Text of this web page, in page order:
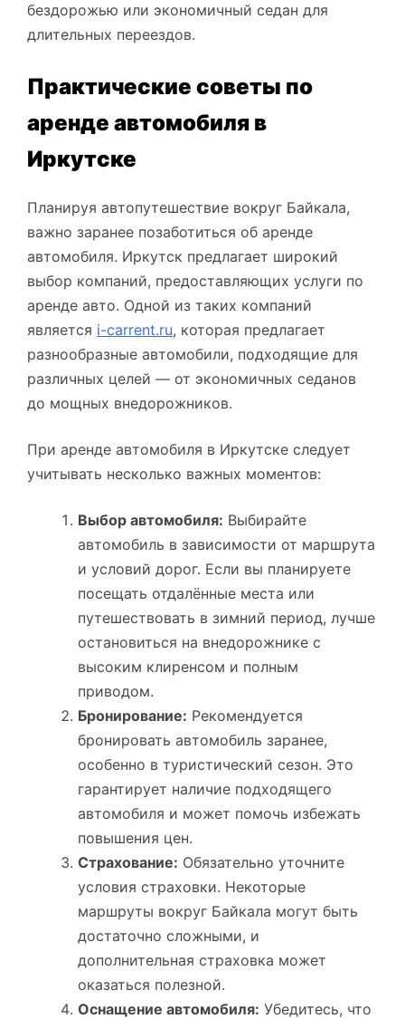
бездорожью или экономичный седан для
длительных переездов.
Практические советы по
аренде автомобиля в
Иркутске
Планируя автопутешествие вокруг Байкала,
важно заранее позаботиться об аренде
автомобиля. Иркутск предлагает широкий
выбор компаний, предоставляющих услуги по
аренде авто. Одной из таких компаний
является i-carrent.ru, которая предлагает
разнообразные автомобили, подходящие для
различных целей — от экономичных седанов
до мощных внедорожников.
При аренде автомобиля в Иркутске следует
учитывать несколько важных моментов:
Выбор автомобиля: Выбирайте
автомобиль в зависимости от маршрута
и условий дорог. Если вы планируете
посещать отдалённые места или
путешествовать в зимний период, лучше
остановиться на внедорожнике с
высоким клиренсом и полным
приводом.
Бронирование: Рекомендуется
бронировать автомобиль заранее,
особенно в туристический сезон. Это
гарантирует наличие подходящего
автомобиля и может помочь избежать
повышения цен.
Страхование: Обязательно уточните
условия страховки. Некоторые
маршруты вокруг Байкала могут быть
достаточно сложными, и
дополнительная страховка может
оказаться полезной.
Оснащение автомобиля: Убедитесь, что